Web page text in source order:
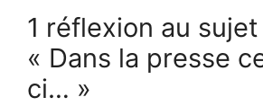
1 réflexion au
« Dans la presse
ci… »